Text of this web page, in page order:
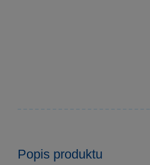
Popis produktu